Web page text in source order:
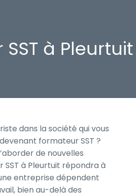
à
dans la société qui vous
formateur SST ?
de nouvelles
à Pleurtuit répondra à
entreprise dépendent
bien au-delà des